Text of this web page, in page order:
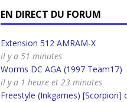
EN DIRECT DU FORUM
Extension 512 AMRAM-X
il y a 51 minutes
Worms DC AGA (1997 Team17)
il y a 1 heure et 23 minutes
Freestyle (Inkgames) [Scorpion]